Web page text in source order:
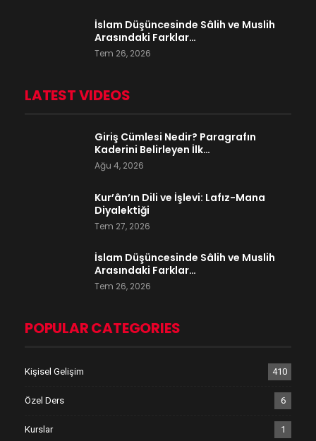
İslam Düşüncesinde Sâlih ve Muslih
Arasındaki Farklar…
Tem 26, 2026
LATEST VIDEOS
Giriş Cümlesi Nedir? Paragrafın
Kaderini Belirleyen İlk…
Ağu 4, 2026
Kur’ân’ın Dili ve İşlevi: Lafız-Mana
Diyalektiği
Tem 27, 2026
İslam Düşüncesinde Sâlih ve Muslih
Arasındaki Farklar…
Tem 26, 2026
POPULAR CATEGORIES
Kişisel Gelişim 410
Özel Ders 6
Kurslar 1